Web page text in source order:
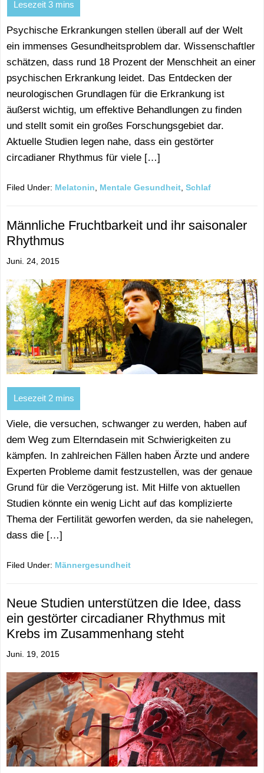
Psychische Erkrankungen stellen überall auf der Welt
ein immenses Gesundheitsproblem dar. Wissenschaftler
schätzen, dass rund 18 Prozent der Menschheit an einer
psychischen Erkrankung leidet. Das Entdecken der
neurologischen Grundlagen für die Erkrankung ist
äußerst wichtig, um effektive Behandlungen zu finden
und stellt somit ein großes Forschungsgebiet dar.
Aktuelle Studien legen nahe, dass ein gestörter
circadianer Rhythmus für viele […]
Filed Under: Melatonin Mentale Gesundheit Schlaf
Männliche Fruchtbarkeit und ihr saisonaler
Rhythmus
Juni. 24, 2015
Viele, die versuchen, schwanger zu werden, haben auf
dem Weg zum Elterndasein mit Schwierigkeiten zu
kämpfen. In zahlreichen Fällen haben Ärzte und andere
Experten Probleme damit festzustellen, was der genaue
Grund für die Verzögerung ist. Mit Hilfe von aktuellen
Studien könnte ein wenig Licht auf das komplizierte
Thema der Fertilität geworfen werden, da sie nahelegen,
dass die […]
Filed Under: Männergesundheit
Neue Studien unterstützen die Idee, dass
ein gestörter circadianer Rhythmus mit
Krebs im Zusammenhang steht
Juni. 19, 2015